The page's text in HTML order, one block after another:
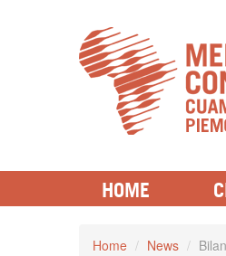
LE CATEGORIE
HOME
Home / News /